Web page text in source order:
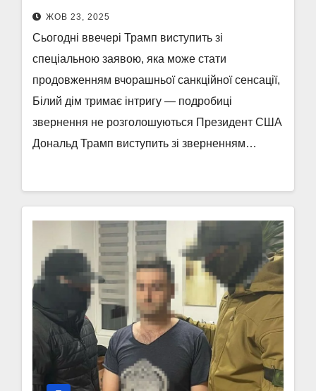
ЖОВ 23, 2025
Сьогодні ввечері Трамп виступить зі
спеціальною заявою, яка може стати
продовженням вчорашньої санкційної сенсації,
Білий дім тримає інтригу — подробиці
звернення не розголошуються Президент США
Дональд Трамп виступить зі зверненням…